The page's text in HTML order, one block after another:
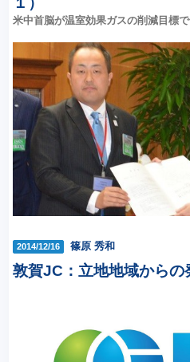
米中首脳が温室効果ガスの削減目標
2014/12/16 篠原 秀和
敦賀JC：立地地域からの